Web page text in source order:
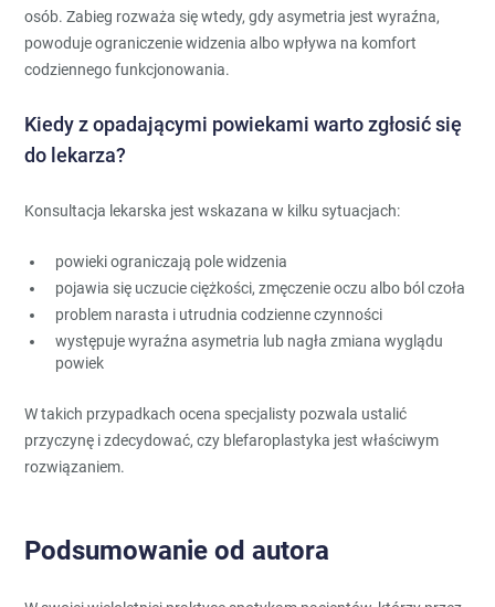
osób. Zabieg rozważa się wtedy, gdy asymetria jest wyraźna,
powoduje ograniczenie widzenia albo wpływa na komfort
codziennego funkcjonowania.
Kiedy z opadającymi powiekami warto zgłosić się
do lekarza?
Konsultacja lekarska jest wskazana w kilku sytuacjach:
powieki ograniczają pole widzenia
pojawia się uczucie ciężkości, zmęczenie oczu albo ból czoła
problem narasta i utrudnia codzienne czynności
występuje wyraźna asymetria lub nagła zmiana wyglądu
powiek
W takich przypadkach ocena specjalisty pozwala ustalić
przyczynę i zdecydować, czy blefaroplastyka jest właściwym
rozwiązaniem.
Podsumowanie od autora